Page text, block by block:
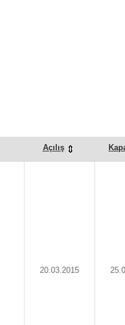
Açılış
20.03.2015